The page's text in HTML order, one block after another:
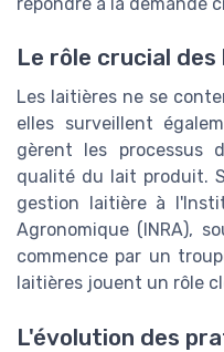
Le rôle crucial
Les laitières ne se
elles surveillent
gèrent les processus
qualité du lait produit.
gestion laitière à
Agronomique (INRA),
commence par un
laitières jouent un rôle
L'évolution des